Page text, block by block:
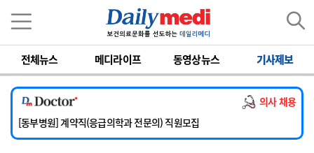
전체뉴스 메디라이프 동영상뉴스 기사제보
의사 채용
[서울아산병원] 2026년 하반기 인턴 모집
[영남대학교의료원] 마취통증의학과 임기제 임상의사 채용
[충남대학교병원] 소아청소년과(소아응급전담) 계약직 의사 공개채용
[동부병원] 계약직(응급의학과 전문의) 직원모집
[이대목동병원] 하반기 전공의(레지던트1년차) 모집